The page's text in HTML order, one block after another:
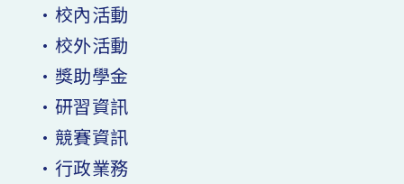
•校內活動
•校外活動
•獎助學金
•研習資訊
•競賽資訊
•行政業務